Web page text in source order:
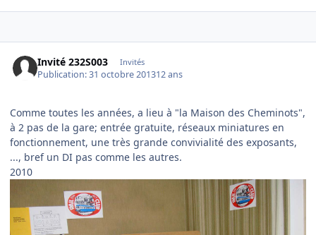
Invité 232S003 Invités
Publication:31 octobre 201312 ans
Comme toutes les années, a lieu à "la Maison des Cheminots",
à 2 pas de la gare; entrée gratuite, réseaux miniatures en
fonctionnement, une très grande convivialité des exposants,
..., bref un DI pas comme les autres.
2010